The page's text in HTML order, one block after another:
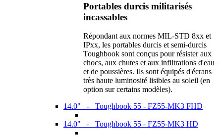
Portables durcis militarisés
incassables
Répondant aux normes MIL-STD 8xx et
IPxx, les portables durcis et semi-durcis
Toughbook sont conçus pour résister aux
chocs, aux chutes et aux infiltrations d'eau
et de poussières. Ils sont équipés d'écrans
très haute luminosité lisibles au soleil (en
option sur certains modèles).
14.0" - Toughbook 55 - FZ55-MK3 FHD
14.0" - Toughbook 55 - FZ55-MK3 HD